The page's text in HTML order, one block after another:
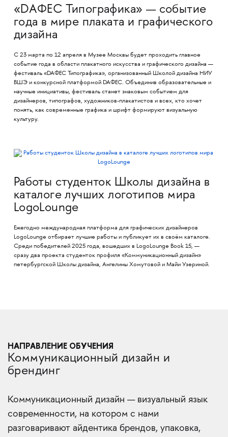
«DAФЕС Типографика» — событие
года в мире плаката и графического
дизайна
С 23 марта по 12 апреля в Музее Москвы будет проходить главное
событие года в области плакатного искусства и графического дизайна —
фестиваль «DAФЕС Типографика», организованный Школой дизайна НИУ
ВШЭ и конкурсной платформой DAФЕС. Объединив образовательные и
научные инициативы, фестиваль станет знаковым событием для
дизайнеров, типографов, художников-плакатистов и всех, кто хочет
понять, как современные графика и шрифт формируют визуальную
культуру.
Работы студенток Школы дизайна в
каталоге лучших логотипов мира
LogoLounge
Ежегодно международная платформа для графических дизайнеров
LogoLounge отбирает лучшие работы и публикует их в своём каталоге.
Среди победителей 2025 года, вошедших в LogoLounge Book 15, —
сразу два проекта студенток профиля «Коммуникационный дизайн»
петербургской Школы дизайна, Ангелины Хомутовой и Майи Узериной.
НАПРАВЛЕНИЕ ОБУЧЕНИЯ
Коммуникационный дизайн и
брендинг
Коммуникационный дизайн — визуальный язык
современности, на котором с нами
разговаривают айдентика брендов, упаковка,